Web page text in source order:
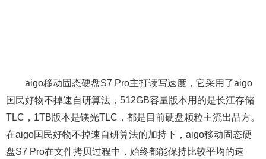
aigo移动固态硬盘S7 Pro主打读写速度，它采用了aigo
国民好物不掉速自研算法，512GB容量版本用的是长江存储
TLC，1TB版本是镁光TLC，都是目前硬盘颗粒主流出品方。
在aigo国民好物不掉速自研算法的加持下，aigo移动固态硬
盘S7 Pro在文件拷贝过程中，始终都能保持比较平均的速